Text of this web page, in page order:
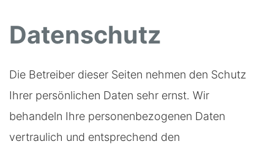
Datenschutz
Die Betreiber dieser Seiten nehmen den Schutz
Ihrer persönlichen Daten sehr ernst. Wir
behandeln Ihre personenbezogenen Daten
vertraulich und entsprechend den